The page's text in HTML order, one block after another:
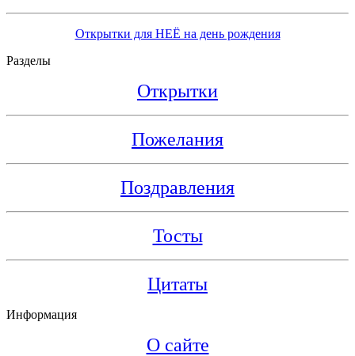
Открытки для НЕЁ на день рождения
Разделы
Открытки
Пожелания
Поздравления
Тосты
Цитаты
Информация
О сайте